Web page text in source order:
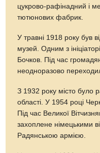
цукрово-рафінадний і
тютюнових фабрик.
У травні 1918 року був
музей. Одним з
Бочков. Під час
неодноразово
З 1932 року місто було
області. У 1954 році
Під час Великої
захоплене німецькими
Радянською армією.